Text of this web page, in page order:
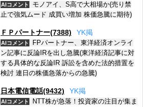
AIコメント
モノアイ、S高で大相場か(売り禁
止で強気ムード 成買い増加 株価急騰に期待)
ＦＰパートナー(7388) YK掲
AIコメント
FPパートナー、東洋経済オンライ
ン記事に反論IRを出し急騰(東洋経済記事に対
する具体的な反論IR 訴訟を含めた法的措置を
検討 連日の株価急落からの急騰)
日本電信電話(9432) YK掲
AIコメント
NTT株が急落！投資家の注目が集ま